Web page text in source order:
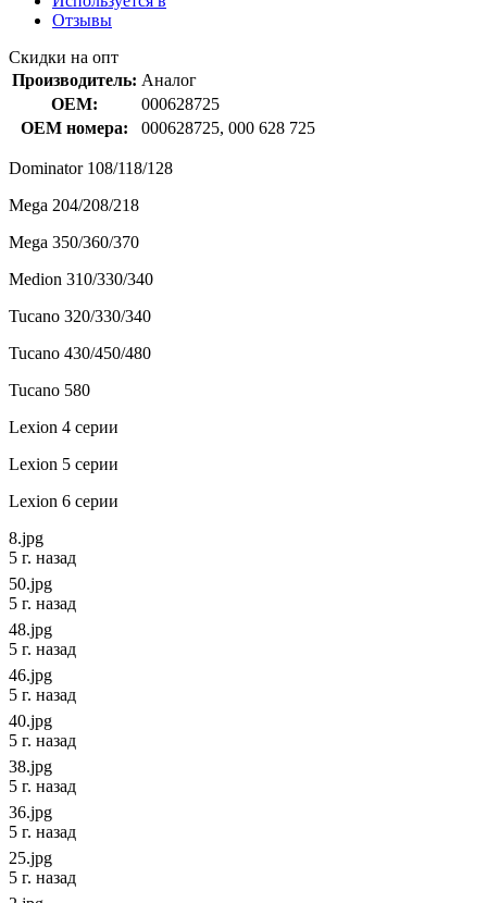
Отзывы
Скидки на опт
Производитель: Аналог
OEM:
000628725
OEM номера:
000628725, 000 628 725
Dominator 108/118/128
Mega 204/208/218
Mega 350/360/370
Medion 310/330/340
Tucano 320/330/340
Tucano 430/450/480
Tucano 580
Lexion 4 серии
Lexion 5 серии
Lexion 6 серии
8.jpg
5 г. назад
50.jpg
5 г. назад
48.jpg
5 г. назад
46.jpg
5 г. назад
40.jpg
5 г. назад
38.jpg
5 г. назад
36.jpg
5 г. назад
25.jpg
5 г. назад